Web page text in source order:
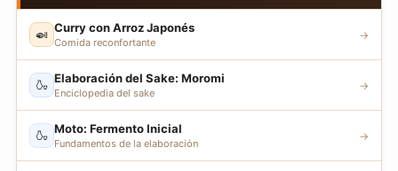
🍛 Curry con Arroz Japonés
Comida reconfortante
→
🍶 Elaboración del Sake: Moromi
Enciclopedia del sake
→
🍶 Moto: Fermento Inicial
Fundamentos de la elaboración
→